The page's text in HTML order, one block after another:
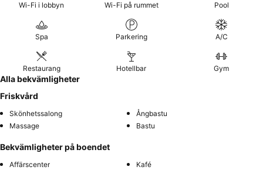
Wi-Fi i lobbyn Wi-Fi på rummet Pool
Spa Parkering A/C
Restaurang Hotellbar Gym
Alla bekvämligheter
Friskvård
Skönhetssalong
Ångbastu
Massage
Bastu
Bekvämligheter på boendet
Affärscenter Kafé